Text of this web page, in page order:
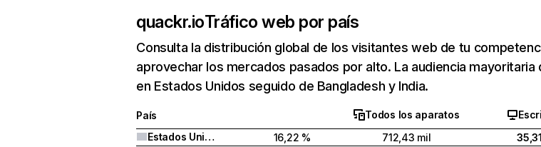
quackr.ioTráfico web por país
Consulta la distribución global de los visitantes web de tu
aprovechar los mercados pasados por alto. La audiencia mayoritaria
en Estados Unidos seguido de Bangladesh y India.
País Todos los aparatos
Estados Unidos
16,22 % 712,43 mil